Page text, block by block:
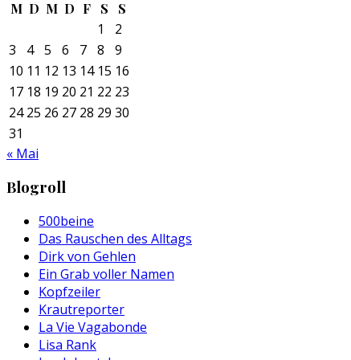
M D M D F S S
1
2
3
4 5 6 7 8
9
10 11 12 13 14 15 16
17 18 19 20 21 22 23
24 25 26 27 28 29 30
31
« Mai
Blogroll
500beine
Das Rauschen des Alltags
Dirk von Gehlen
Ein Grab voller Namen
Kopfzeiler
Krautreporter
La Vie Vagabonde
Lisa Rank